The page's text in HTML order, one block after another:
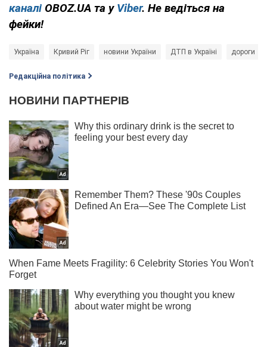
каналі OBOZ.UA та у Viber. Не ведіться на
фейки!
Україна Кривий Ріг новини України ДТП в Україні дороги
Редакційна політика